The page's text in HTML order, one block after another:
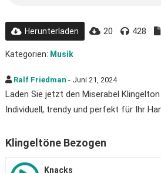
Herunterladen 20 428
Kategorien: Musik
Ralf Friedman - Juni 21, 2024
Laden Sie jetzt den Miserabel
Individuell, trendy und perfekt für Ihr
Klingeltöne Bezogen
Knacks